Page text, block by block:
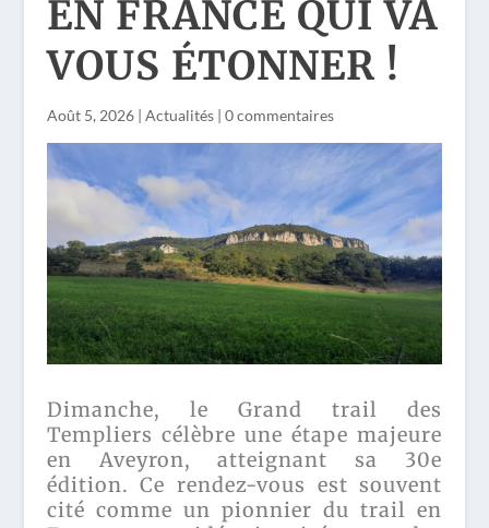
EN FRANCE QUI VA
VOUS ÉTONNER !
Août 5, 2026| Actualités| 0 commentaires
Dimanche, le Grand trail des
Templiers célèbre une étape majeure
en Aveyron, atteignant sa 30e
édition. Ce rendez-vous est souvent
cité comme un pionnier du trail en